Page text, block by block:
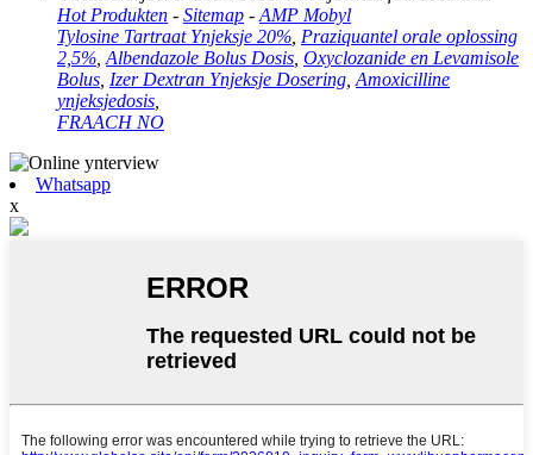
Hot Produkten - Sitemap - AMP Mobyl
Tylosine Tartraat Ynjeksje 20% Praziquantel orale oplossing
2,5% Albendazole Bolus Dosis Oxyclozanide en Levamisole
Bolus Izer Dextran Ynjeksje Dosering Amoxicilline
ynjeksjedosis
FRAACH NO
Whatsapp
x